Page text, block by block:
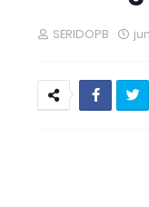
1º
SERIDOPB